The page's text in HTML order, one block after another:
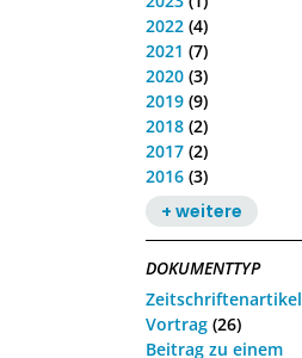
2022 (4)
2021 (7)
2020 (3)
2019 (9)
2018 (2)
2017 (2)
2016 (3)
+ weitere
DOKUMENTTYP
Zeitschriftenartikel
Vortrag (26)
Beitrag zu einem